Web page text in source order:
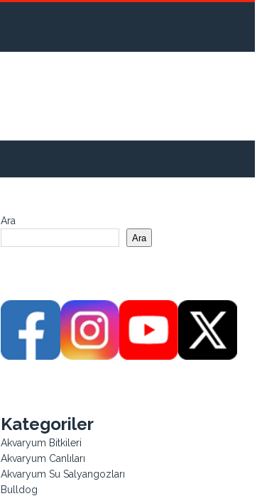
Ara
Ara
Kategoriler
Akvaryum Bitkileri
Akvaryum Canlıları
Akvaryum Su Salyangozları
Bulldog